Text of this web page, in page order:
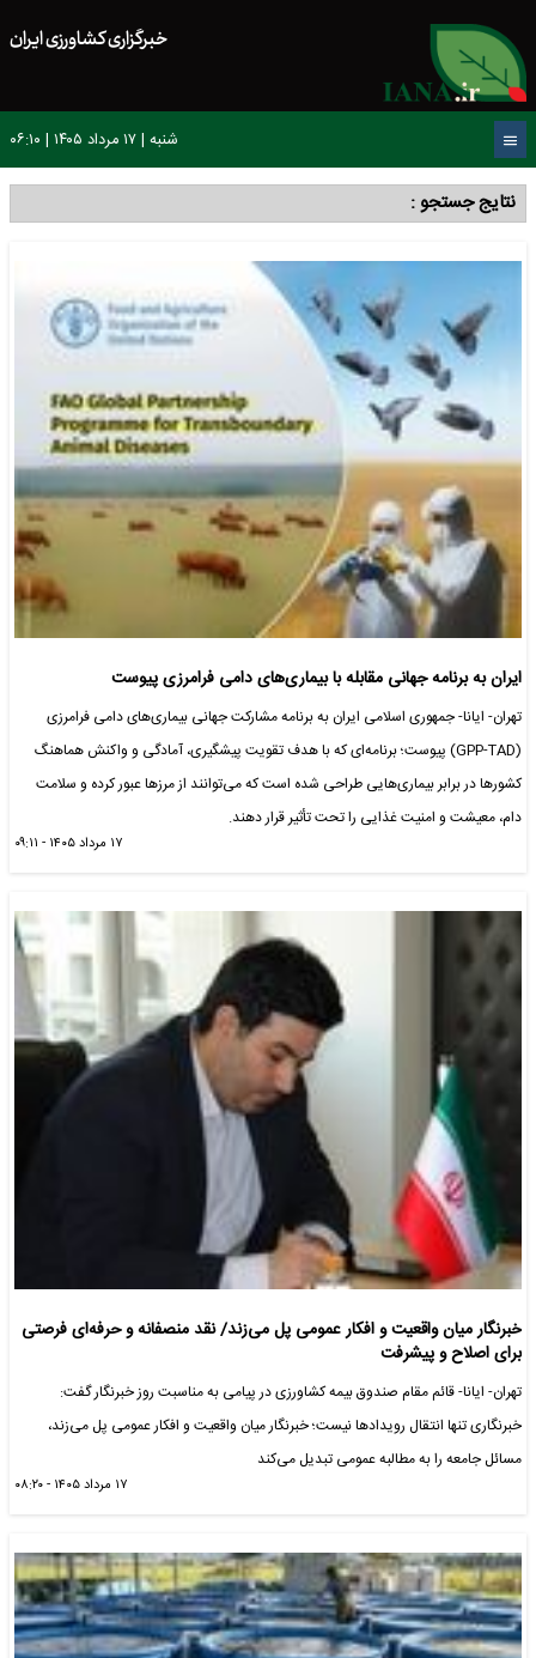
خبرگزاری کشاورزی ایران
شنبه | ۱۷ مرداد ۱۴۰۵ | ۰۶:۱۰
نتایج جستجو :
ایران به برنامه جهانی مقابله با بیماری‌های دامی فرامرزی پیوست
تهران- ایانا- جمهوری اسلامی ایران به برنامه مشارکت جهانی بیماری‌های دامی فرامرزی
(GPP-TAD) پیوست؛ برنامه‌ای که با هدف تقویت پیشگیری، آمادگی و واکنش هماهنگ
کشورها در برابر بیماری‌هایی طراحی شده است که می‌توانند از مرزها عبور کرده و سلامت
دام، معیشت و امنیت غذایی را تحت تأثیر قرار دهند.
۱۷ مرداد ۱۴۰۵ - ۰۹:۱۱
خبرنگار میان واقعیت و افکار عمومی پل می‌زند/ نقد منصفانه و حرفه‌ای فرصتی
برای اصلاح و پیشرفت
تهران- ایانا- قائم مقام صندوق بیمه کشاورزی در پیامی به مناسبت روز خبرنگار گفت:
خبرنگاری تنها انتقال رویدادها نیست؛ خبرنگار میان واقعیت و افکار عمومی پل می‌زند،
مسائل جامعه را به مطالبه عمومی تبدیل می‌کند
۱۷ مرداد ۱۴۰۵ - ۰۸:۲۰